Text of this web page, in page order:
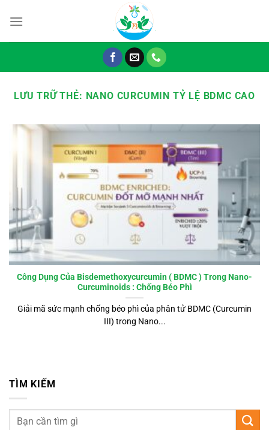
đến
LƯU TRỮ THẺ: NANO CURCUMIN TỶ LỆ BDMC CAO
Công Dụng Của Bisdemethoxycurcumin ( BDMC ) Trong Nano-
Curcuminoids : Chống Béo Phì
Giải mã sức mạnh chống béo phì của phân tử BDMC (Curcumin
III) trong Nano...
TÌM KIẾM